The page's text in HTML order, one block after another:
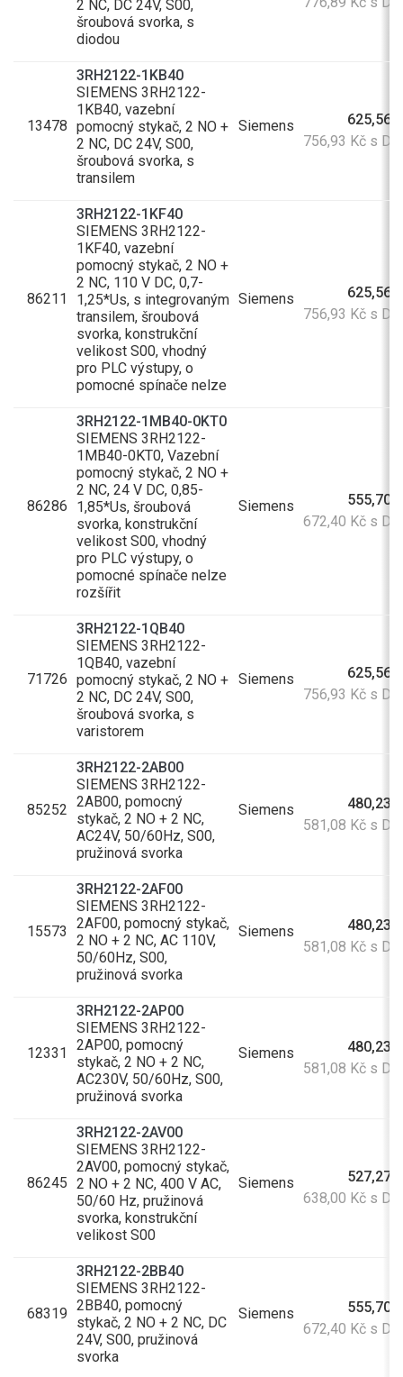
2 NC, DC 24V, S00,
šroubová svorka, s
diodou
13478
3RH2122-1KB40
SIEMENS 3RH2122-
1KB40, vazební
pomocný stykač, 2 NO +
2 NC, DC 24V, S00,
šroubová svorka, s
transilem
Siemens
625,56
756,93 Kč s
86211
3RH2122-1KF40
SIEMENS 3RH2122-
1KF40, vazební
pomocný stykač, 2 NO +
2 NC, 110 V DC, 0,7-
1,25*Us, s integrovaným
transilem, šroubová
svorka, konstrukční
velikost S00, vhodný
pro PLC výstupy, o
pomocné spínače nelze
Siemens
625,56
756,93 Kč s
86286
3RH2122-1MB40-0KT0
SIEMENS 3RH2122-
1MB40-0KT0, Vazební
pomocný stykač, 2 NO +
2 NC, 24 V DC, 0,85-
1,85*Us, šroubová
svorka, konstrukční
velikost S00, vhodný
pro PLC výstupy, o
pomocné spínače nelze
rozšířit
Siemens
555,70
672,40 Kč s
71726
3RH2122-1QB40
SIEMENS 3RH2122-
1QB40, vazební
pomocný stykač, 2 NO +
2 NC, DC 24V, S00,
šroubová svorka, s
varistorem
Siemens
625,56
756,93 Kč s
85252
3RH2122-2AB00
SIEMENS 3RH2122-
2AB00, pomocný
stykač, 2 NO + 2 NC,
AC24V, 50/60Hz, S00,
pružinová svorka
Siemens
480,23
581,08 Kč s
15573
3RH2122-2AF00
SIEMENS 3RH2122-
2AF00, pomocný stykač,
2 NO + 2 NC, AC 110V,
50/60Hz, S00,
pružinová svorka
Siemens
480,23
581,08 Kč s
12331
3RH2122-2AP00
SIEMENS 3RH2122-
2AP00, pomocný
stykač, 2 NO + 2 NC,
AC230V, 50/60Hz, S00,
pružinová svorka
Siemens
480,23
581,08 Kč s
86245
3RH2122-2AV00
SIEMENS 3RH2122-
2AV00, pomocný stykač,
2 NO + 2 NC, 400 V AC,
50/60 Hz, pružinová
svorka, konstrukční
velikost S00
Siemens
527,27
638,00 Kč s
68319
3RH2122-2BB40
SIEMENS 3RH2122-
2BB40, pomocný
stykač, 2 NO + 2 NC, DC
24V, S00, pružinová
svorka
Siemens
555,70
672,40 Kč s